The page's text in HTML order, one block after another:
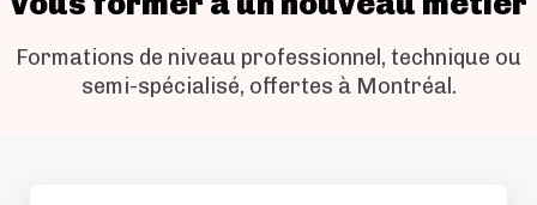
Formations de niveau professionnel, technique ou
semi-spécialisé, offertes à Montréal.